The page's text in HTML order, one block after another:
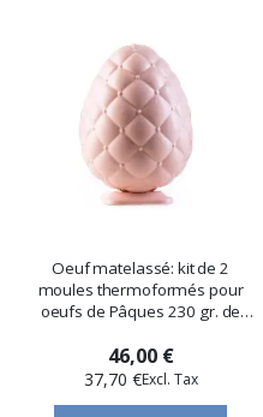
Oeuf matelassé: kit de 2
moules thermoformés pour
oeufs de Pâques 230 gr. de
46,00 €
37,70 €